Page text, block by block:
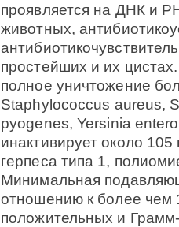
проявляется на ДНК и
животных,
простейших и их
полное уничтожение
Staphylococcus aureus,
pyogenes, Yersinia
инактивирует около
герпеса типа 1,
Минимальная
отношению к более чем
положительных и